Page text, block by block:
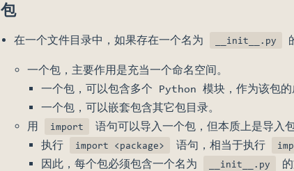
包
在一个文件目录中，如果存在一个名为 __init__.py
一个包，主要作用是充当一个命名空间。
一个包，可以包含多个 Python 模块，作为该包的
一个包，可以嵌套包含其它包目录。
用
import
语句可以导入一个包，但本质上是导入
执行
import <package> 语句，相当于执行
因此，每个包必须包含一个名为
__init__.py 的